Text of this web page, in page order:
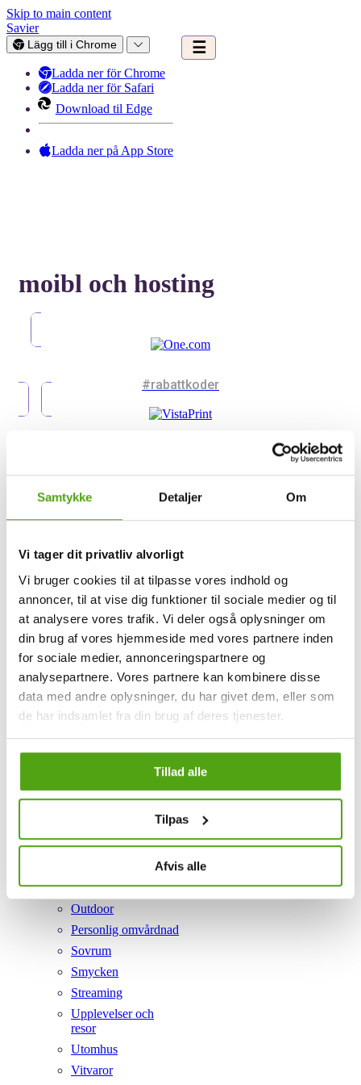
Samtykke Detaljer Om
Vi tager dit privatliv alvorligt
Vi bruger cookies til at tilpasse vores indhold og
annoncer, til at vise dig funktioner til sociale medier og til
at analysere vores trafik. Vi deler også oplysninger om
din brug af vores hjemmeside med vores partnere inden
for sociale medier, annonceringspartnere og
analysepartnere. Vores partnere kan kombinere disse
data med andre oplysninger, du har givet dem, eller som
de har indsamlet fra din brug af deres tjenester.
Tillad alle
Tilpas
Afvis alle
Skip to main content
Savier
Lägg till i Chrome
Ladda ner för Chrome
Ladda ner för Safari
Download til Edge
Ladda ner på App Store
☰
moibl och hosting
#rabattkoder
Användbara länkar
Om Savier
Rabattkoder
Andra
Auto
Barn
Bocker
Djurartiklar
Elektronik
Hem
Mat
Mobil och hosting
Mode
Outdoor
Personlig omvårdnad
Sovrum
Smycken
Streaming
Upplevelser och
resor
Utomhus
Vitvaror